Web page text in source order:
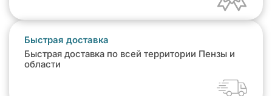
Быстрая доставка
Быстрая доставка по всей территории Пензы и
области